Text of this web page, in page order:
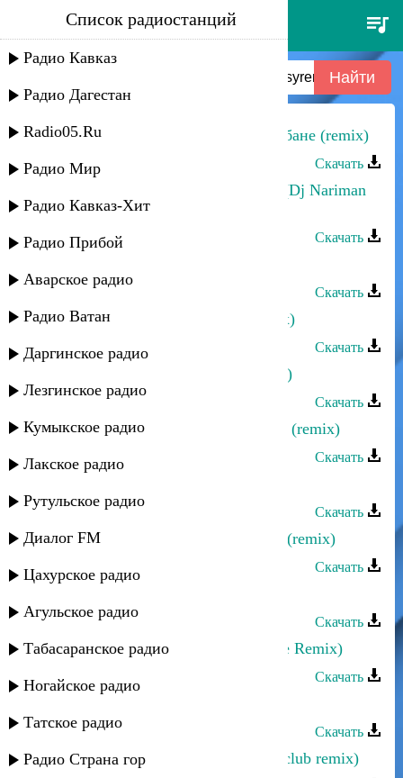
валерий леонтьев - дельтаплан
(ayur tsyrenov remix)
Список радиостанций
Радио Кавказ
Радио Дагестан
Radio05.Ru
Радио Мир
Радио Кавказ-Хит
Радио Прибой
Аварское радио
Радио Ватан
Даргинское радио
Лезгинское радио
Кумыкское радио
Лакское радио
Рутульское радио
Диалог FM
Цахурское радио
Агульское радио
Табасаранское радио
Ногайское радио
Татское радио
Радио Страна гор
Эльдар Мусаев - Поппури на барабане (remix)
Скачать
Шамиль Ханакаев - Огонь любви (Dj Nariman
Remix)
Скачать
Скачать
Прямое попадание - Джаная (remix)
Скачать
Эльчин Кулиев - Душа поет (remix)
Скачать
Руслан Магомедов - Таинственная (remix)
Скачать
Скачать
Эльдар Далгатов - Разбила сердце (remix)
Скачать
Скачать
Dj Xenon - Лезгинка (Electro Dance Remix)
Скачать
Скачать
Эльдар Далгатов - Я люблю тебя (club remix)